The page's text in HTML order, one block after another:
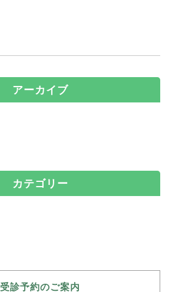
アーカイブ
カテゴリー
受診予約のご案内